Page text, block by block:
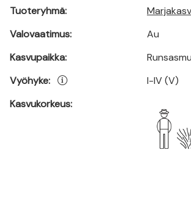
Tuoteryhmä:
Valovaatimus:
Kasvupaikka:
Vyöhyke:
Kasvukorkeus:
Au
I-IV (V)